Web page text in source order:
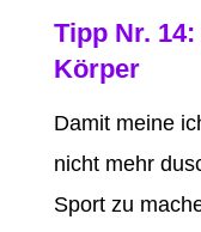
Tipp Nr.
Körper
Damit meine
nicht mehr
Sport zu